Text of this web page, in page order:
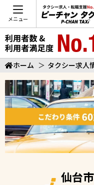
メニュー
ホーム ＞ タクシー求人
仙台